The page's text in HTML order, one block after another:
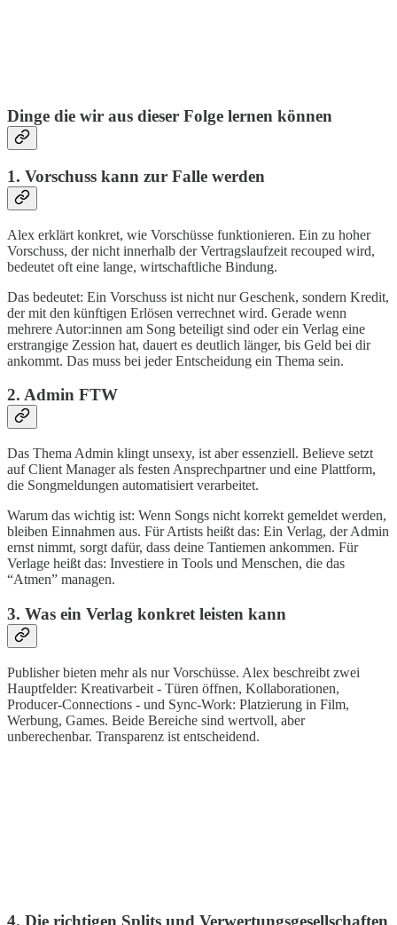
Dinge die wir aus dieser Folge lernen können
1. Vorschuss kann zur Falle werden
Alex erklärt konkret, wie Vorschüsse funktionieren. Ein zu hoher
Vorschuss, der nicht innerhalb der Vertragslaufzeit recouped wird,
bedeutet oft eine lange, wirtschaftliche Bindung.
Das bedeutet: Ein Vorschuss ist nicht nur Geschenk, sondern Kredit,
der mit den künftigen Erlösen verrechnet wird. Gerade wenn
mehrere Autor:innen am Song beteiligt sind oder ein Verlag eine
erstrangige Zession hat, dauert es deutlich länger, bis Geld bei dir
ankommt. Das muss bei jeder Entscheidung ein Thema sein.
2. Admin FTW
Das Thema Admin klingt unsexy, ist aber essenziell. Believe setzt
auf Client Manager als festen Ansprechpartner und eine Plattform,
die Songmeldungen automatisiert verarbeitet.
Warum das wichtig ist: Wenn Songs nicht korrekt gemeldet werden,
bleiben Einnahmen aus. Für Artists heißt das: Ein Verlag, der Admin
ernst nimmt, sorgt dafür, dass deine Tantiemen ankommen. Für
Verlage heißt das: Investiere in Tools und Menschen, die das
“Atmen” managen.
3. Was ein Verlag konkret leisten kann
Publisher bieten mehr als nur Vorschüsse. Alex beschreibt zwei
Hauptfelder: Kreativarbeit - Türen öffnen, Kollaborationen,
Producer-Connections - und Sync-Work: Platzierung in Film,
Werbung, Games. Beide Bereiche sind wertvoll, aber
unberechenbar. Transparenz ist entscheidend.
4. Die richtigen Splits und Verwertungsgesellschaften